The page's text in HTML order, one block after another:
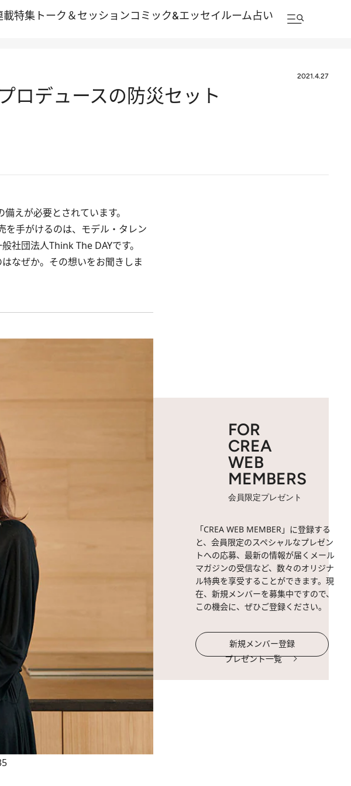
載特集 トーク＆セッションコミック&エッセイルーム占い
2021.4.27
ロデュースの防災セット
えが必要とされています。
手がけるのは、モデル・タレン
社団法人Think The DAYです。
なぜか。その想いをお聞きしま
FOR
CREA
WEB
MEMBERS
会員限定プレゼント
「CREA WEB MEMBER」に登録する
と、会員限定のスペシャルなプレゼン
トへの応募、最新の情報が届くメール
マガジンの受信など、数々のオリジナ
ル特典を享受することができます。現
在、新規メンバーを募集中ですので、
この機会に、ぜひご登録ください。
新規メンバー登録
プレゼント一覧